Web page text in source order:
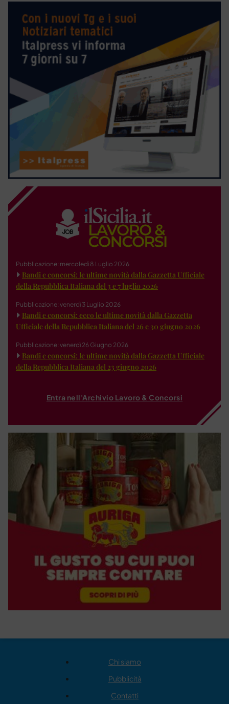
Pubblicazione: mercoledì 8 Luglio 2026
Bandi e concorsi: le ultime novità dalla Gazzetta Ufficiale
della Repubblica Italiana del 3 e 7 luglio 2026
Pubblicazione: venerdì 3 Luglio 2026
Bandi e concorsi: ecco le ultime novità dalla Gazzetta
Ufficiale della Repubblica Italiana del 26 e 30 giugno 2026
Pubblicazione: venerdì 26 Giugno 2026
Bandi e concorsi: le ultime novità dalla Gazzetta Ufficiale
della Repubblica Italiana del 23 giugno 2026
Entra nell'Archivio Lavoro & Concorsi
Chi siamo
Pubblicità
Contatti